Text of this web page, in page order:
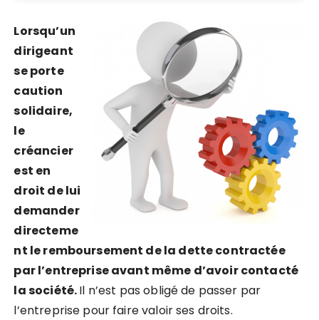
Lorsqu’un
dirigeant
se porte
caution
solidaire,
le
créancier
est en
droit de lui
demander
directeme
nt le remboursement de la dette contractée
par l’entreprise avant même d’avoir contacté
la société.Il n’est pas obligé de passer par
l’entreprise pour faire valoir ses droits.